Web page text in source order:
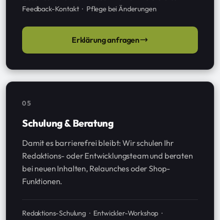
Feedback-Kontakt · Pflege bei Änderungen
Erklärung anfragen
05
Schulung & Beratung
Damit es barrierefrei bleibt: Wir schulen Ihr
Redaktions- oder Entwicklungsteam und beraten
bei neuen Inhalten, Relaunches oder Shop-
Funktionen.
Redaktions-Schulung · Entwickler-Workshop ·